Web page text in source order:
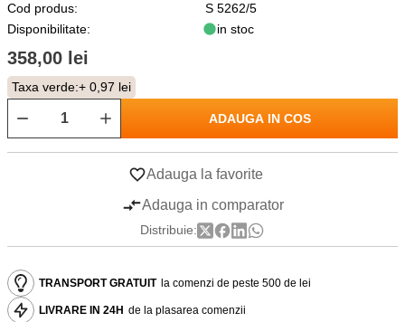
Cod produs:
S 5262/5
Disponibilitate:
in stoc
358,00 lei
Taxa verde:+ 0,97 lei
ADAUGA IN COS
Adauga la favorite
Adauga in comparator
Distribuie:
TRANSPORT GRATUIT la comenzi de peste 500 de lei
LIVRARE IN 24H de la plasarea comenzii